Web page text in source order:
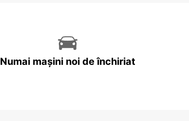
Numai mașini noi de închiriat